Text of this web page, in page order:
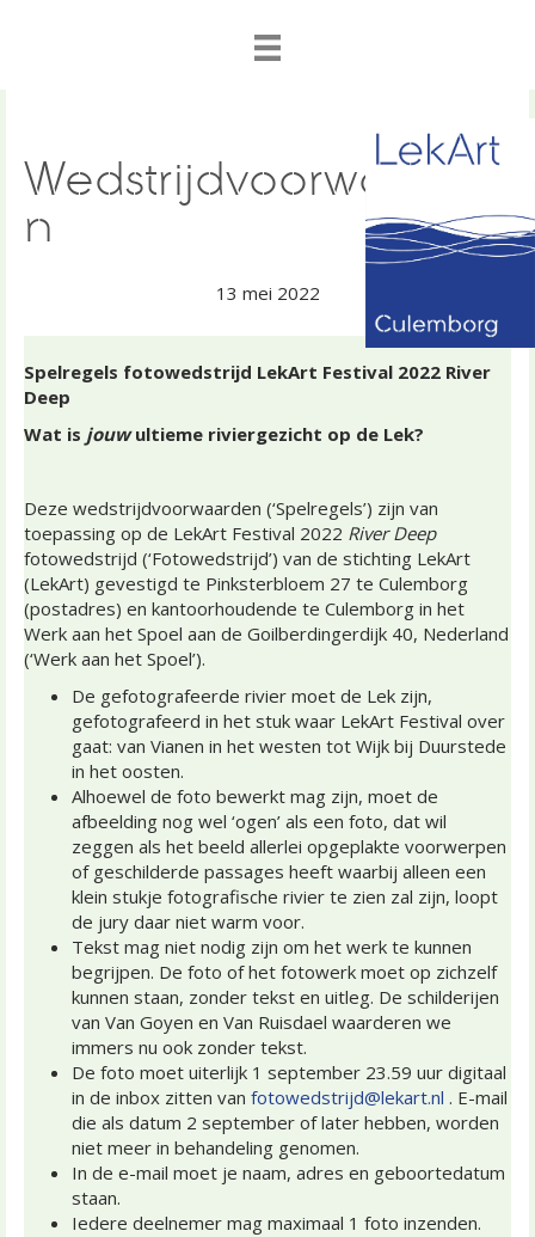
Wedstrijdvoorwaarde
n
13 mei 2022
Spelregels fotowedstrijd LekArt Festival 2022 River
Deep
Wat is jouwultieme riviergezicht op de Lek?
Deze wedstrijdvoorwaarden (‘Spelregels’) zijn van
toepassing op de LekArt Festival 2022 River Deep
fotowedstrijd (‘Fotowedstrijd’) van de stichting LekArt
(LekArt) gevestigd te Pinksterbloem 27 te Culemborg
(postadres) en kantoorhoudende te Culemborg in het
Werk aan het Spoel aan de Goilberdingerdijk 40, Nederland
(‘Werk aan het Spoel’).
De gefotografeerde rivier moet de Lek zijn,
gefotografeerd in het stuk waar LekArt Festival over
gaat: van Vianen in het westen tot Wijk bij Duurstede
in het oosten.
Alhoewel de foto bewerkt mag zijn, moet de
afbeelding nog wel ‘ogen’ als een foto, dat wil
zeggen als het beeld allerlei opgeplakte voorwerpen
of geschilderde passages heeft waarbij alleen een
klein stukje fotografische rivier te zien zal zijn, loopt
de jury daar niet warm voor.
Tekst mag niet nodig zijn om het werk te kunnen
begrijpen. De foto of het fotowerk moet op zichzelf
kunnen staan, zonder tekst en uitleg. De schilderijen
van Van Goyen en Van Ruisdael waarderen we
immers nu ook zonder tekst.
De foto moet uiterlijk 1 september 23.59 uur digitaal
in de inbox zitten van fotowedstrijd@lekart.nl . E-mail
die als datum 2 september of later hebben, worden
niet meer in behandeling genomen.
In de e-mail moet je naam, adres en geboortedatum
staan.
Iedere deelnemer mag maximaal 1 foto inzenden.